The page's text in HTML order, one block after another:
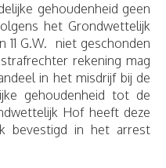
gehoudenheid geen
het Grondwettelijk
11 G.W. niet geschonden
rekening mag
in het misdrijf bij de
gehoudenheid tot de
Hof heeft deze
bevestigd in het arrest